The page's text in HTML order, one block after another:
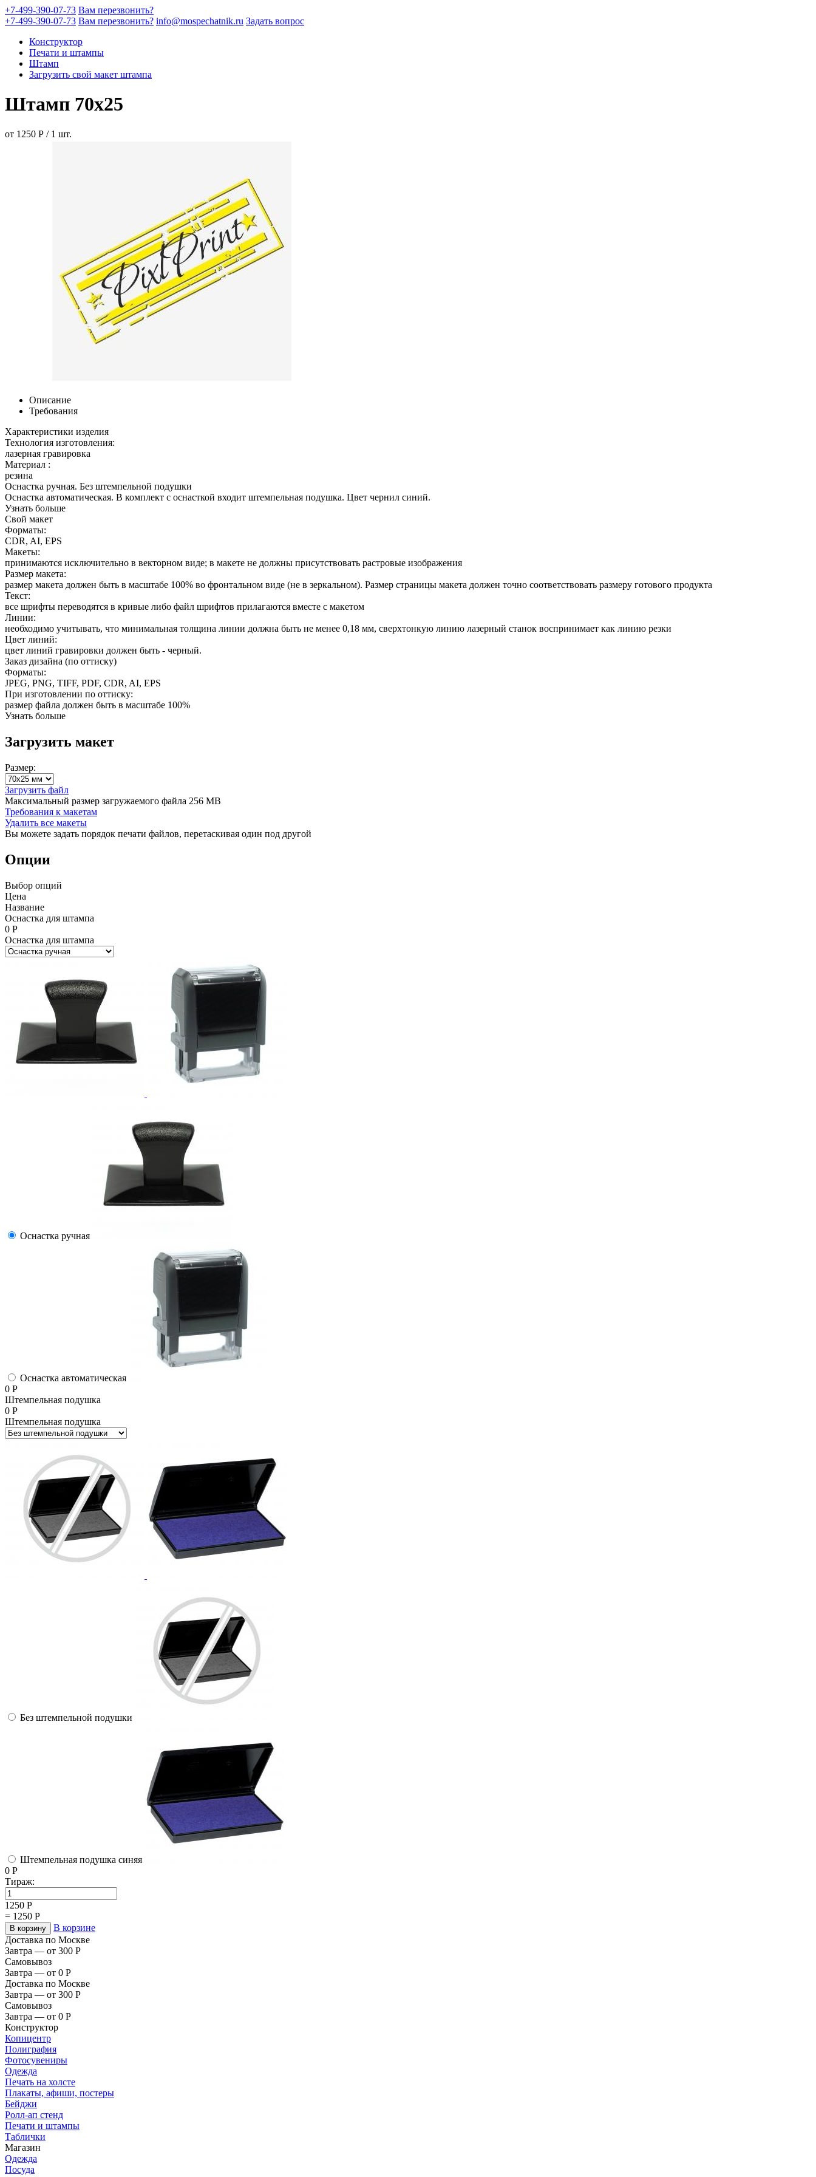
+7-499-390-07-73 Вам перезвонить?
+7-499-390-07-73 Вам перезвонить? info@mospechatnik.ru Задать вопрос
Конструктор
Печати и штампы
Штамп
Загрузить свой макет штампа
Штамп 70х25
от 1250 Р / 1 шт.
Описание
Требования
Характеристики изделия
Технология изготовления:
лазерная гравировка
Материал :
резина
Оснастка ручная. Без штемпельной подушки
Оснастка автоматическая. В комплект с оснасткой входит штемпельная подушка. Цвет чернил синий.
Узнать больше
Свой макет
Форматы:
CDR, AI, EPS
Макеты:
принимаются исключительно в векторном виде; в макете не должны присутствовать растровые изображения
Размер макета:
размер макета должен быть в масштабе 100% во фронтальном виде (не в зеркальном). Размер страницы макета должен точно соответствовать размеру готового продукта
Текст:
все шрифты переводятся в кривые либо файл шрифтов прилагаются вместе с макетом
Линии:
необходимо учитывать, что минимальная толщина линии должна быть не менее 0,18 мм, сверхтонкую линию лазерный станок воспринимает как линию резки
Цвет линий:
цвет линий гравировки должен быть - черный.
Заказ дизайна (по оттиску)
Форматы:
JPEG, PNG, TIFF, PDF, CDR, AI, EPS
При изготовлении по оттиску:
размер файла должен быть в масштабе 100%
Узнать больше
Загрузить макет
Размер:
Загрузить файл
Максимальный размер загружаемого файла 256 MB
Требования к макетам
Удалить все макеты
Вы можете задать порядок печати файлов, перетаскивая один под другой
Опции
Выбор опций
Цена
Название
Оснастка для штампа
0 Р
Оснастка для штампа
Оснастка ручная
Оснастка автоматическая
0 Р
Штемпельная подушка
0 Р
Штемпельная подушка
Без штемпельной подушки
Штемпельная подушка синяя
0 Р
Тираж:
1250 Р
= 1250 Р
В корзину
В корзине
Доставка по Москве
Завтра — от 300 Р
Самовывоз
Завтра — от 0 Р
Доставка по Москве
Завтра — от 300 Р
Самовывоз
Завтра — от 0 Р
Конструктор
Копицентр
Полиграфия
Фотосувениры
Одежда
Печать на холсте
Плакаты, афиши, постеры
Бейджи
Ролл-ап стенд
Печати и штампы
Таблички
Магазин
Одежда
Посуда